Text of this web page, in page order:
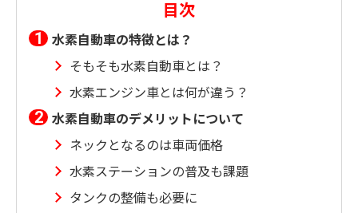
目次
水素自動車の特徴とは？
そもそも水素自動車とは？
水素エンジン車とは何が違う？
水素自動車のデメリットについて
ネックとなるのは車両価格
水素ステーションの普及も課題
タンクの整備も必要に